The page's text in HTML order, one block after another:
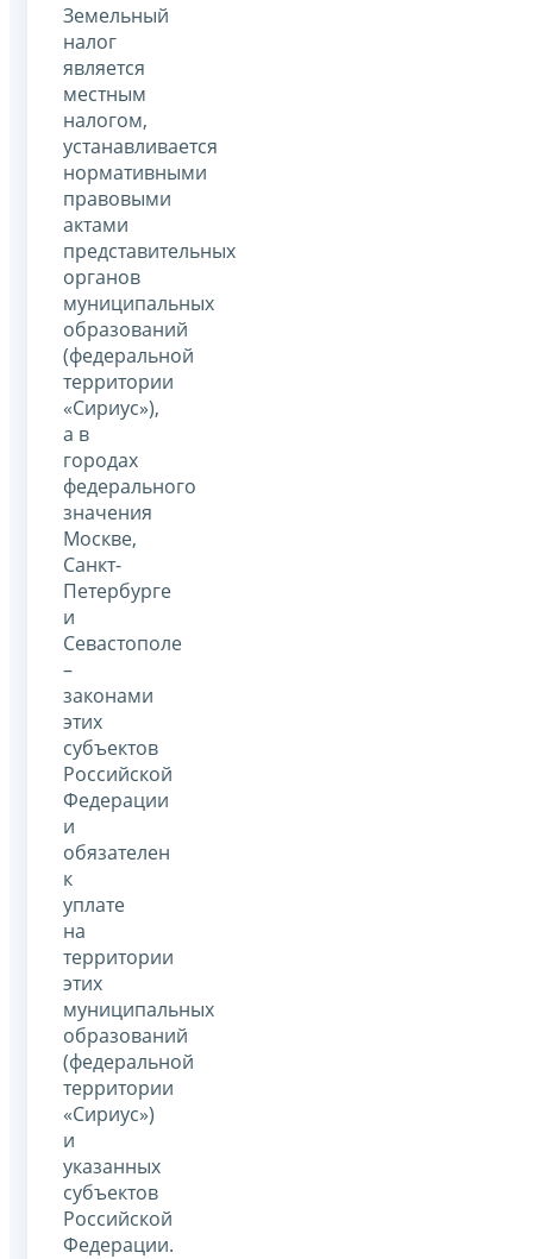
Земельный
налог
является
местным
налогом,
устанавливается
нормативными
правовыми
актами
представительных
органов
муниципальных
образований
(федеральной
территории
«Сириус»),
а в
городах
федерального
значения
Москве,
Санкт-
Петербурге
и
Севастополе
–
законами
этих
субъектов
Российской
Федерации
и
обязателен
к
уплате
на
территории
этих
муниципальных
образований
(федеральной
территории
«Сириус»)
и
указанных
субъектов
Российской
Федерации.